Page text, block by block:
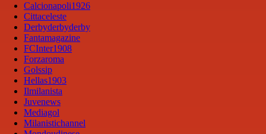
Calcionapoli1926
Cittaceleste
Derbyderbyderby
Fantamagazine
FCInter1908
Forzaroma
Golssip
Hellas1903
Ilmilanista
Juvenews
Mediagol
Milanistichannel